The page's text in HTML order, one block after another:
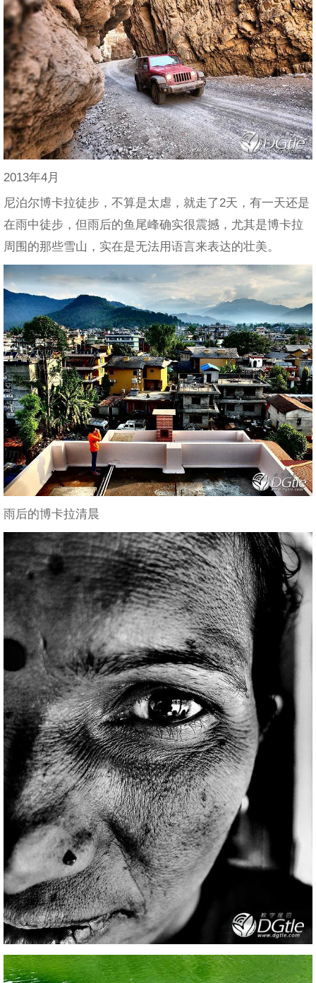
2013年4月
尼泊尔博卡拉徒步，不算是太虐，就走了2天，有一天还是
在雨中徒步，但雨后的鱼尾峰确实很震撼，尤其是博卡拉
周围的那些雪山，实在是无法用语言来表达的壮美。
雨后的博卡拉清晨